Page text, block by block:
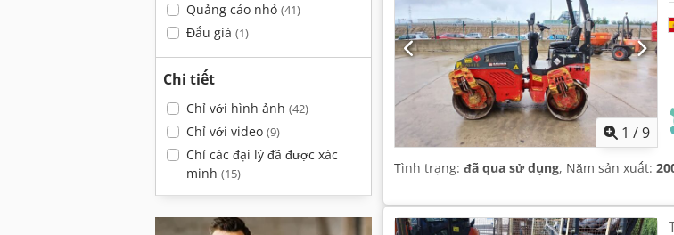
Quảng cáo nhỏ (41)
Đấu giá (1)
Chi tiết
Chỉ với hình ảnh (42)
Chỉ với video (9)
Chỉ các đại lý đã được xác
minh (15)
1 /9
Tình trạng: đã qua sử dụng, Năm sản xuất: